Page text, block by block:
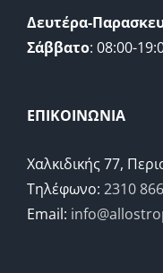
Δευτέρα-
Σάββατο: 08:00-
ΕΠΙΚΟΙΝΩΝΙΑ
Χαλκιδικής 77,
Τηλέφωνο: 2310
Email: